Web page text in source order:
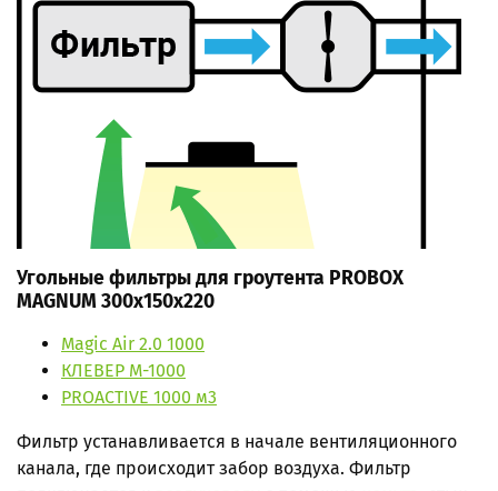
Угольные фильтры для гроутента PROBOX
MAGNUM 300x150х220
Magic Air 2.0 1000
КЛЕВЕР М-1000
PROACTIVE 1000 м3
Фильтр устанавливается в начале вентиляционного
канала, где происходит забор воздуха. Фильтр